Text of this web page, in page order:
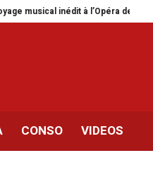
inédit à l’Opéra de Tunis
CONSO VIDEOS